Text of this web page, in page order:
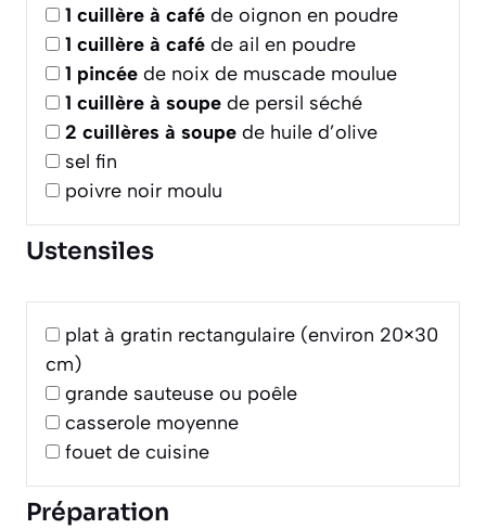
1 cuillère à café de oignon en poudre
1 cuillère à café de ail en poudre
1 pincée de noix de muscade moulue
1 cuillère à soupe de persil séché
2 cuillères à soupe de huile d’olive
sel fin
poivre noir moulu
Ustensiles
plat à gratin rectangulaire (environ 20×30
cm)
grande sauteuse ou poêle
casserole moyenne
fouet de cuisine
Préparation